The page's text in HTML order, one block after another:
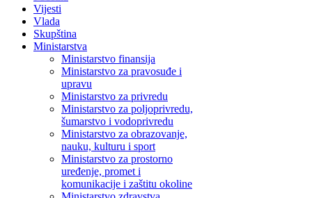
Vijesti
Vlada
Skupština
Ministarstva
Ministarstvo finansija
Ministarstvo za pravosuđe i
upravu
Ministarstvo za privredu
Ministarstvo za poljoprivredu,
šumarstvo i vodoprivredu
Ministarstvo za obrazovanje,
nauku, kulturu i sport
Ministarstvo za prostorno
uređenje, promet i
komunikacije i zaštitu okoline